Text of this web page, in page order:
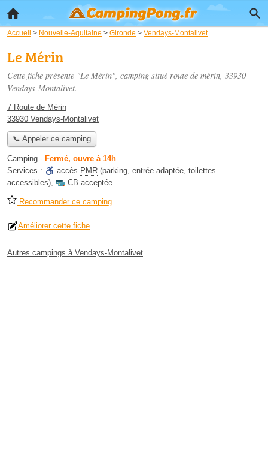
Accueil > Nouvelle-Aquitaine > Gironde > Vendays-Montalivet
Le Mérin
Cette fiche présente "Le Mérin", camping situé route de mérin, 33930
Vendays-Montalivet.
7 Route de Mérin
33930 Vendays-Montalivet
📞 Appeler ce camping
Camping - Fermé, ouvre à 14h
Services :
accès PMR (parking, entrée adaptée, toilettes
accessibles), CB acceptée
Recommander ce camping
Améliorer cette fiche
Autres campings à Vendays-Montalivet